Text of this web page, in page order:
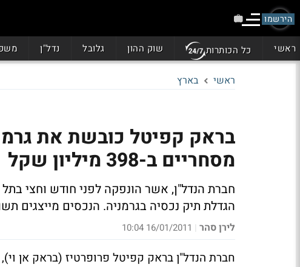
הירשמו
ראשי כל הכותרות שוק ההון גלובל נדל"ן
ראשי בארץ
מסחריים ב-398 מיליון שקל
הגדלת תיק נכסיה בגרמניה. הנכסים מייצגים
לירן סהר |
16/01/2011 10:04
חברת הנדל"ן בראק קפיטל פרופרטיז (בראק אן